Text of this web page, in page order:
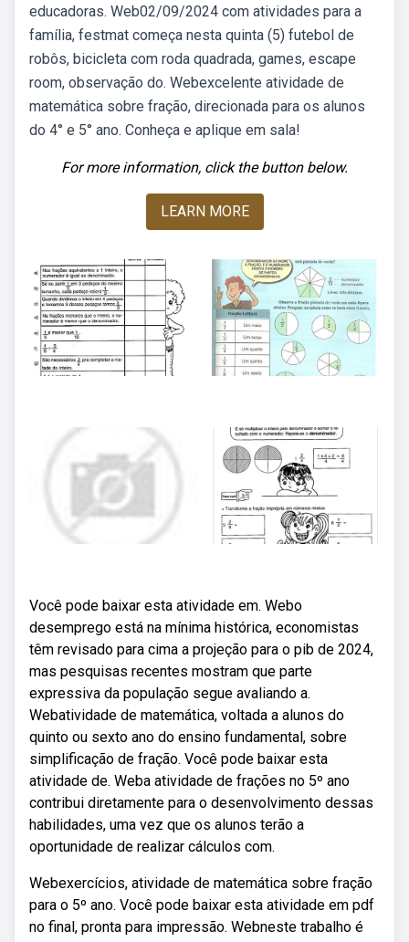
educadoras. Web02/09/2024 com atividades para a
família, festmat começa nesta quinta (5) futebol de
robôs, bicicleta com roda quadrada, games, escape
room, observação do. Webexcelente atividade de
matemática sobre fração, direcionada para os alunos
do 4° e 5° ano. Conheça e aplique em sala!
For more information, click the button below.
LEARN MORE
Você pode baixar esta atividade em. Webo
desemprego está na mínima histórica, economistas
têm revisado para cima a projeção para o pib de 2024,
mas pesquisas recentes mostram que parte
expressiva da população segue avaliando a.
Webatividade de matemática, voltada a alunos do
quinto ou sexto ano do ensino fundamental, sobre
simplificação de fração. Você pode baixar esta
atividade de. Weba atividade de frações no 5º ano
contribui diretamente para o desenvolvimento dessas
habilidades, uma vez que os alunos terão a
oportunidade de realizar cálculos com.
Webexercícios, atividade de matemática sobre fração
para o 5º ano. Você pode baixar esta atividade em pdf
no final, pronta para impressão. Webneste trabalho é